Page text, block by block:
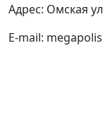
Адрес: Омская
E-mail: